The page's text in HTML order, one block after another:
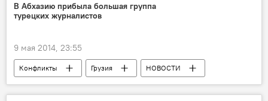
В Абхазию прибыла большая группа
турецких журналистов
9 мая 2014, 23:55
Конфликты Грузия НОВОСТИ